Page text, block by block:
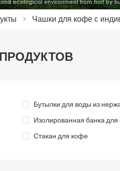
> Чашки для кофе с
Изолированная банка
Стакан для кофе